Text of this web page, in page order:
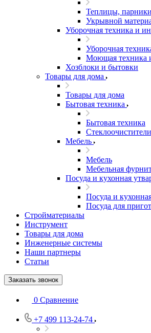
Теплицы,
Укрывной
Уборочная техника и
Уборочная
Моющая техника
Хозблоки и бытовки
Товары для дома
Товары для дома
Бытовая техника
Бытовая техника
Стеклоочистители
Мебель
Мебель
Мебельная
Посуда и кухонная
Посуда и
Посуда для
Стройматериалы
Инструмент
Товары для дома
Инженерные системы
Наши партнеры
Статьи
Заказать звонок
0 Сравнение
+7 499 113-24-74